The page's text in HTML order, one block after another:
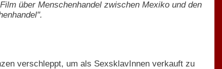
über Menschenhandel zwischen Mexiko und den
verschleppt, um als SexsklavInnen verkauft zu